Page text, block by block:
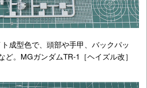
成型色で、頭部や手甲、バックパッ
ど。MGガンダムTR-1［ヘイズル改］